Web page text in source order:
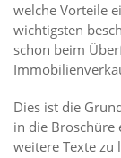
welche Vorteile
wichtigsten
schon beim
Dies ist die
in die Broschüre
weitere Texte zu